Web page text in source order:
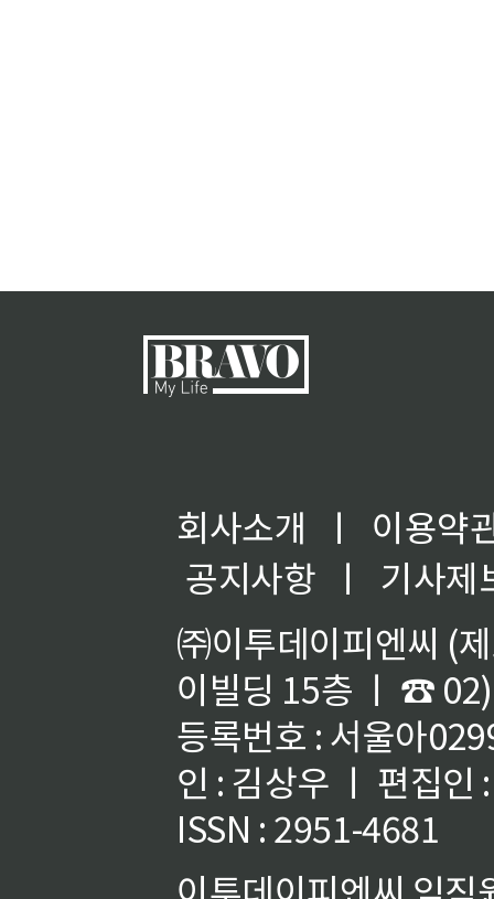
회사소개 ㅣ
이용약
공지사항
ㅣ
기사제
㈜이투데이피엔씨 (
이빌딩 15층 ㅣ ☎
등록번호 : 서울아
인 : 김상우 ㅣ 편집인
ISSN : 2951-4681